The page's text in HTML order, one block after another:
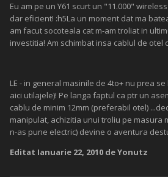
Eu am pe un Y61 scurt un "11.000"
dar eficient! :h5La un moment dat ma
am facut socoteala cat m-am troliat in
investitia! Am schimbat insa cablul de otel
LE - in general masinile de 4to+ nu prea
aici utilajele)! Pe langa faptul ca ptr un
cablu de minim 12mm (preferabil otel)
manipulat, achizitia unui troliu pe masura
n-as pune electric) devine o aventura
Editat Ianuarie 22, 2010 de Yonutz